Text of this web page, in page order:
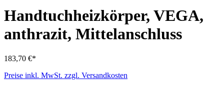
Handtuchheizkörper, VEGA,
anthrazit, Mittelanschluss
183,70 €*
Preise inkl. MwSt. zzgl. Versandkosten